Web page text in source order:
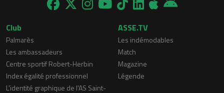
Club
Palmarès
Les ambassadeurs
Centre sportif Robert-Herbin
Index égalité professionnel
L'identité graphique de l'AS Saint-
ASSE.TV
Les indémodables
Match
Magazine
Légende